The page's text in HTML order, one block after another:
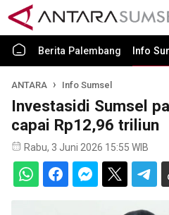
Berita Palembang Info
ANTARA Info Sumsel
Investasidi Sumsel
capai Rp12,96 triliun
Rabu, 3 Juni 2026 15:55 WIB